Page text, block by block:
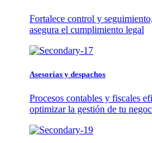
Fortalece control y
asegura el cumplimiento legal
Asesorías y despachos
Procesos contables y fiscales
optimizar la gestión de tu